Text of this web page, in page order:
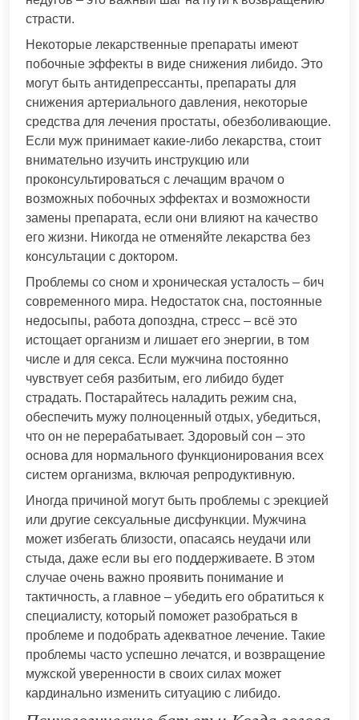
страсти.
Некоторые лекарственные препараты имеют
побочные эффекты в виде снижения либидо. Это
могут быть антидепрессанты, препараты для
снижения артериального давления, некоторые
средства для лечения простаты, обезболивающие.
Если муж принимает какие-либо лекарства, стоит
внимательно изучить инструкцию или
проконсультироваться с лечащим врачом о
возможных побочных эффектах и возможности
замены препарата, если они влияют на качество
его жизни. Никогда не отменяйте лекарства без
консультации с доктором.
Проблемы со сном и хроническая усталость – бич
современного мира. Недостаток сна, постоянные
недосыпы, работа допоздна, стресс – всё это
истощает организм и лишает его энергии, в том
числе и для секса. Если мужчина постоянно
чувствует себя разбитым, его либидо будет
страдать. Постарайтесь наладить режим сна,
обеспечить мужу полноценный отдых, убедиться,
что он не перерабатывает. Здоровый сон – это
основа для нормального функционирования всех
систем организма, включая репродуктивную.
Иногда причиной могут быть проблемы с эрекцией
или другие сексуальные дисфункции. Мужчина
может избегать близости, опасаясь неудачи или
стыда, даже если вы его поддерживаете. В этом
случае очень важно проявить понимание и
тактичность, а главное – убедить его обратиться к
специалисту, который поможет разобраться в
проблеме и подобрать адекватное лечение. Такие
проблемы часто успешно лечатся, и возвращение
мужской уверенности в своих силах может
кардинально изменить ситуацию с либидо.